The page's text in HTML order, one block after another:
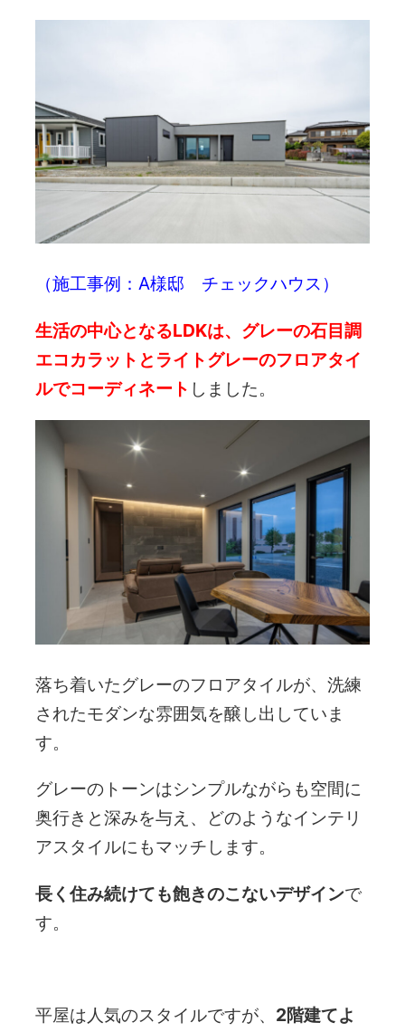
（施工事例： A様邸 チェックハウス ）
生活の中心となるLDKは、グレーの石目調
エコカラットとライトグレーのフロアタイ
ルでコーディネート しました。
落ち着いたグレーのフロアタイルが、洗練
されたモダンな雰囲気を醸し出していま
す。
グレーのトーンはシンプルながらも空間に
奥行きと深みを与え、どのようなインテリ
アスタイルにもマッチします。
長く住み続けても飽きのこないデザインで
す。
平屋は人気のスタイルですが、 2階建てよ